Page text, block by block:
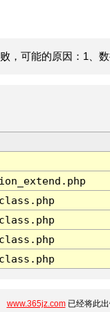
，可能的原因：1、
www.365jz.com已经将此出